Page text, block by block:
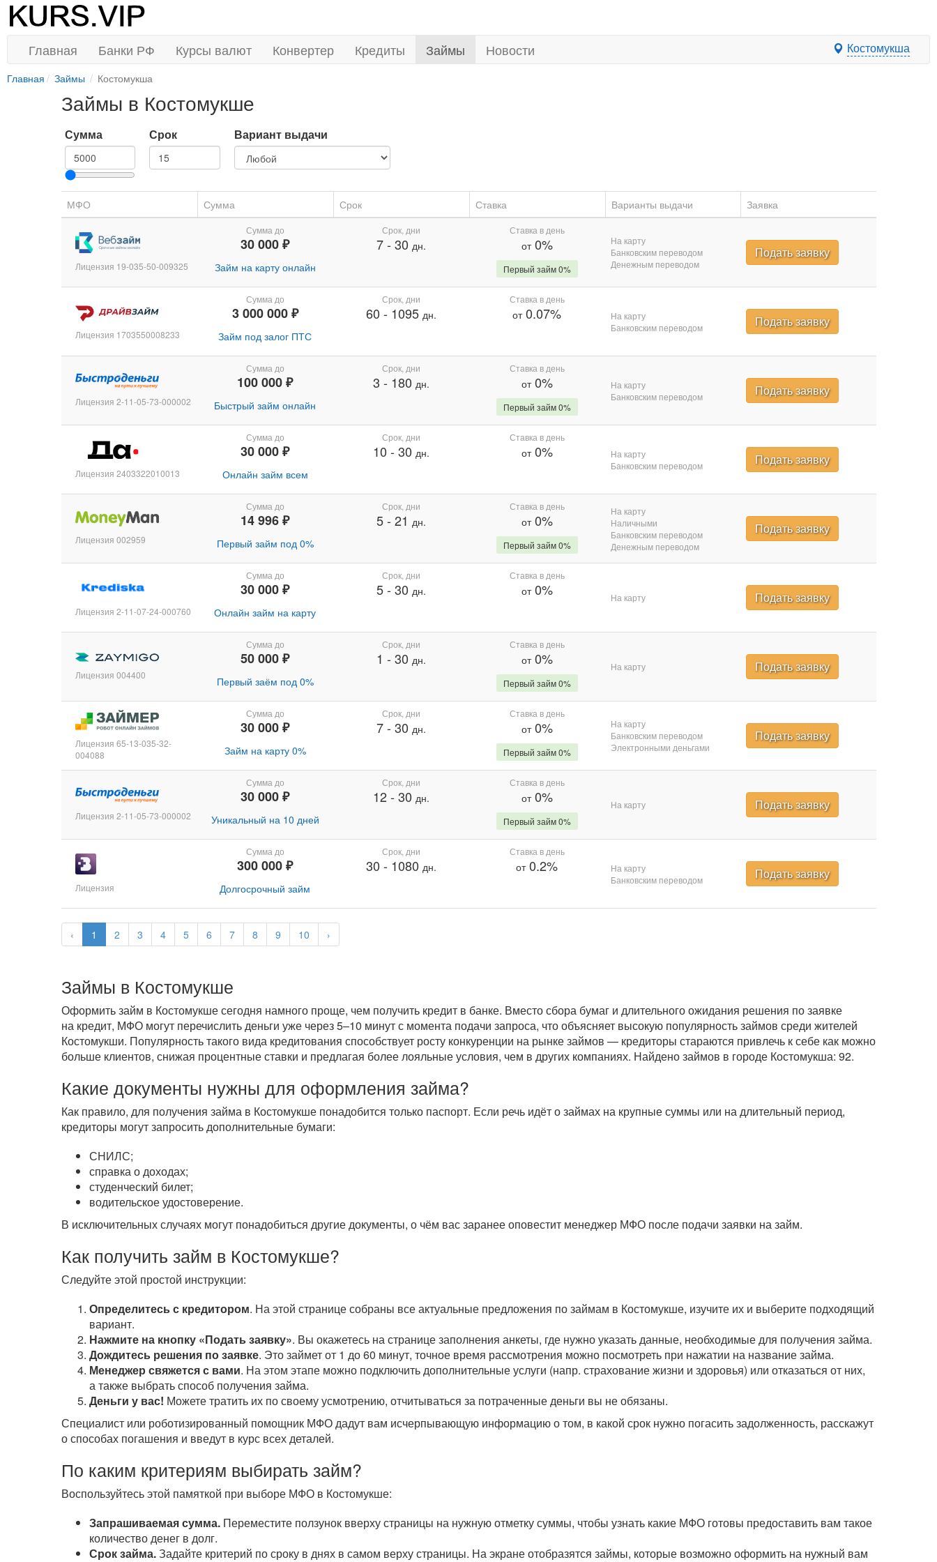
Главная Банки РФ Курсы валют Конвертер Кредиты Займы Новости Костомукша
Главная Займы Костомукша
Займы в Костомукше
Сумма Срок Вариант выдачи
МФО Сумма Срок Ставка Варианты выдачи Заявка
‹ 1 2 3 4 5 6 7 8 9 10 ›
Лицензия 19-035-50-009325
Сумма до
30 000 ₽
Займ на карту онлайн
Срок, дни
7- 30 дн.
Ставка в день
от0%
Первый займ 0%
На карту
Банковским переводом
Денежным переводом
Подать заявку
Лицензия 1703550008233
Сумма до
3 000 000 ₽
Займ под залог ПТС
Срок, дни
60 - 1095 дн.
Ставка в день
от0.07%
На карту
Банковским переводом
Подать заявку
Лицензия 2-11-05-73-000002
Сумма до
100 000 ₽
Быстрый займ онлайн
Срок, дни
3 - 180 дн.
Ставка в день
от0%
Первый займ 0%
На карту
Банковским переводом
Подать заявку
Лицензия 2403322010013
Сумма до
30 000 ₽
Онлайн займ всем
Срок, дни
10 - 30 дн.
Ставка в день
от0%
На карту
Банковским переводом
Подать заявку
Лицензия 002959
Сумма до
14 996 ₽
Первый займ под 0%
Срок, дни
5- 21 дн.
Ставка в день
от0%
Первый займ 0%
На карту
Наличными
Банковским переводом
Денежным переводом
Подать заявку
Лицензия 2-11-07-24-000760
Сумма до
30 000 ₽
Онлайн займ на карту
Срок, дни
5- 30 дн.
Ставка в день
от0% На карту Подать заявку
Лицензия 004400
Сумма до
50 000 ₽
Первый заём под 0%
Срок, дни
1 - 30 дн.
Ставка в день
от0%
Первый займ 0%
На карту Подать заявку
Лицензия 65-13-035-32-
004088
Сумма до
30 000 ₽
Займ на карту 0%
Срок, дни
7- 30 дн.
Ставка в день
от0%
Первый займ 0%
На карту
Банковским переводом
Электронными деньгами
Подать заявку
Лицензия 2-11-05-73-000002
Сумма до
30 000 ₽
Уникальный на 10 дней
Срок, дни
12- 30 дн.
Ставка в день
от0%
Первый займ 0%
На карту Подать заявку
Лицензия
Сумма до
300 000 ₽
Долгосрочный займ
Срок, дни
30 - 1080 дн.
Ставка в день
от0.2%
На карту
Банковским переводом
Подать заявку
Займы в Костомукше
Оформить займ в Костомукше сегодня намного проще, чем получить кредит в банке. Вместо сбора бумаг и длительного ожидания решения по заявке
на кредит, МФО могут перечислить деньги уже через 5–10 минут с момента подачи запроса, что объясняет высокую популярность займов среди жителей
Костомукши. Популярность такого вида кредитования способствует росту конкуренции на рынке займов — кредиторы стараются привлечь к себе как можно
больше клиентов, снижая процентные ставки и предлагая более лояльные условия, чем в других компаниях. Найдено займов в городе Костомукша: 92.
Какие документы нужны для оформления займа?
Как правило, для получения займа в Костомукше понадобится только паспорт. Если речь идёт о займах на крупные суммы или на длительный период,
кредиторы могут запросить дополнительные бумаги:
СНИЛС;
справка о доходах;
студенческий билет;
водительское удостоверение.
В исключительных случаях могут понадобиться другие документы, о чём вас заранее оповестит менеджер МФО после подачи заявки на займ.
Как получить займ в Костомукше?
Следуйте этой простой инструкции:
Определитесь с кредитором. На этой странице собраны все актуальные предложения по займам в Костомукше, изучите их и выберите подходящий
вариант.
Нажмите на кнопку «Подать заявку». Вы окажетесь на странице заполнения анкеты, где нужно указать данные, необходимые для получения займа.
Дождитесь решения по заявке. Это займет от 1 до 60 минут, точное время рассмотрения можно посмотреть при нажатии на название займа.
Менеджер свяжется с вами. На этом этапе можно подключить дополнительные услуги (напр. страхование жизни и здоровья) или отказаться от них,
а также выбрать способ получения займа.
Деньги у вас! Можете тратить их по своему усмотрению, отчитываться за потраченные деньги вы не обязаны.
Специалист или роботизированный помощник МФО дадут вам исчерпывающую информацию о том, в какой срок нужно погасить задолженность, расскажут
о способах погашения и введут в курс всех деталей.
По каким критериям выбирать займ?
Воспользуйтесь этой памяткой при выборе МФО в Костомукше:
Запрашиваемая сумма.Переместите ползунок вверху страницы на нужную отметку суммы, чтобы узнать какие МФО готовы предоставить вам такое
количество денег в долг.
Срок займа.Задайте критерий по сроку в днях в самом верху страницы. На экране отобразятся займы, которые возможно оформить на нужный вам